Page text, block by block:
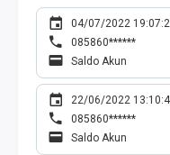
04/07/2022
085860******
Saldo Akun
22/06/2022
085860******
Saldo Akun